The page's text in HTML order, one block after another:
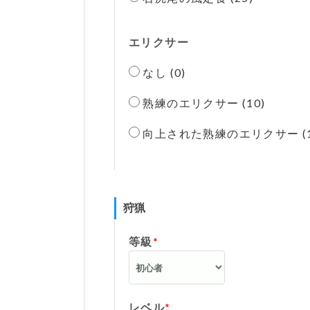
エリクサー
なし (0)
熟練のエリクサー (10)
向上された熟練のエリクサー
狩猟
等級 *
レベル*